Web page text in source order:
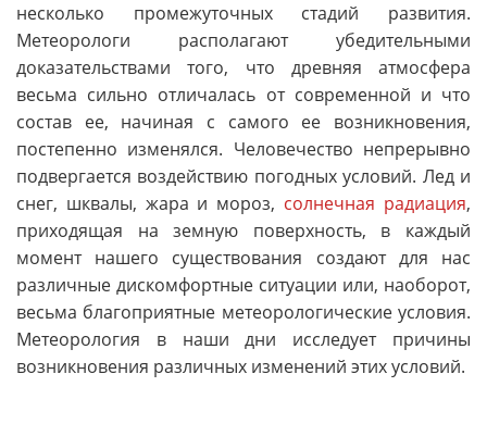
несколько промежуточных стадий развития.
Метеорологи располагают убедительными
доказательствами того, что древняя атмосфера
весьма сильно отличалась от современной и что
состав ее, начиная с самого ее возникновения,
постепенно изменялся. Человечество непрерывно
подвергается воздействию погодных условий. Лед и
снег, шквалы, жара и мороз, солнечная радиация,
приходящая на земную поверхность, в каждый
момент нашего существования создают для нас
различные дискомфортные ситуации или, наоборот,
весьма благоприятные метеорологические условия.
Метеорология в наши дни исследует причины
возникновения различных изменений этих условий.